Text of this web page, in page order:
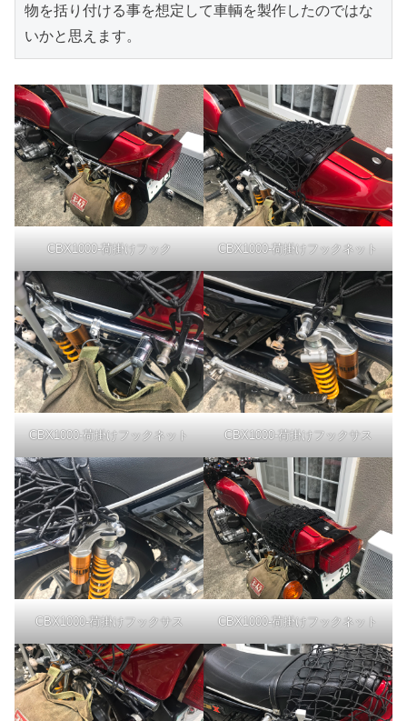
物を括り付ける事を想定して車輌を製作したのではな
いかと思えます。
CBX1000-荷掛けフック CBX1000-荷掛けフックネット
CBX1000-荷掛けフックネット CBX1000-荷掛けフックサス
CBX1000-荷掛けフックサス CBX1000-荷掛けフックネット